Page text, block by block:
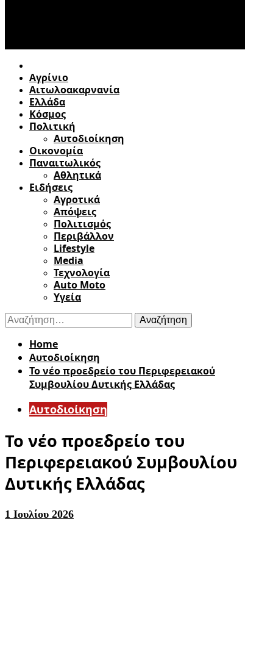
Αγρίνιο
Αιτωλοακαρνανία
Ελλάδα
Κόσμος
Πολιτική
Αυτοδιοίκηση
Οικονομία
Παναιτωλικός
Αθλητικά
Ειδήσεις
Αγροτικά
Απόψεις
Πολιτισμός
Περιβάλλον
Lifestyle
Media
Τεχνολογία
Auto Moto
Υγεία
Αναζήτηση
για:
Home
Αυτοδιοίκηση
Το νέο προεδρείο του Περιφερειακού
Συμβουλίου Δυτικής Ελλάδας
Αυτοδιοίκηση
Το νέο προεδρείο του
Περιφερειακού Συμβουλίου
Δυτικής Ελλάδας
1 Ιουλίου 2026